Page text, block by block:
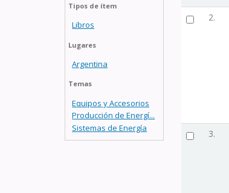
Tipos de ítem
Libros
Lugares
Argentina
Temas
Equipos y Accesorios
Producción de Energí...
Sistemas de Energía
2.
3.